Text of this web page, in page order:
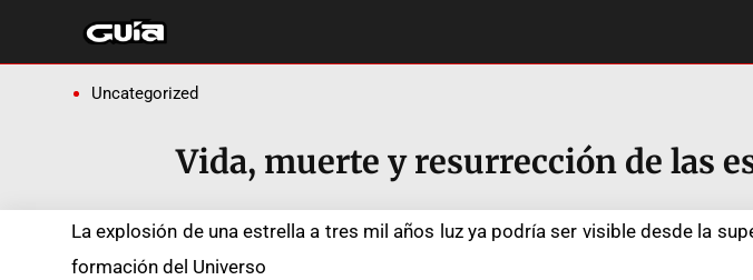
contenido
Uncategorized
Vida, muerte y resurrección de las
La explosión de una estrella a tres mil años luz ya podría ser visible desde la
formación del Universo